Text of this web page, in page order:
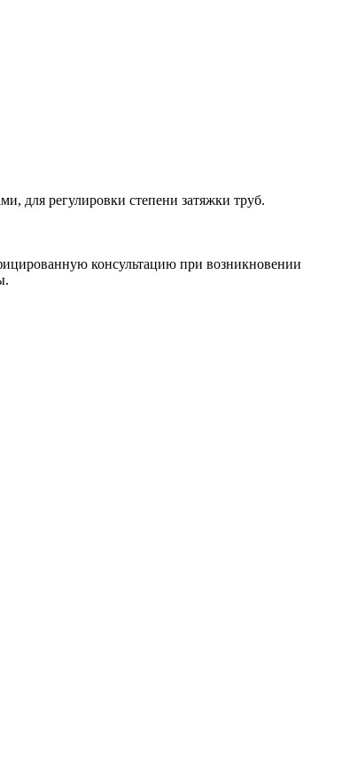
для регулировки степени затяжки труб.
консультацию при возникновении